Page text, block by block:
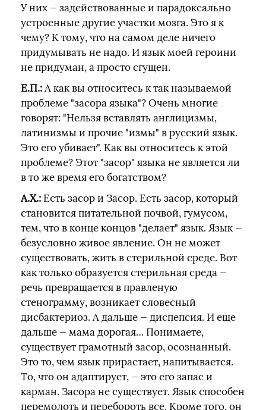
У них — задействованные и парадоксально
устроенные другие участки мозга. Это я к
чему? К тому, что на самом деле ничего
придумывать не надо. И язык моей героини
не придуман, а просто сгущен.
Е.П.:А как вы относитесь к так называемой
проблеме "засора языка"? Очень многие
говорят: "Нельзя вставлять англицизмы,
латинизмы и прочие "измы" в русский язык.
Это его убивает". Как вы относитесь к этой
проблеме? Этот "засор" языка не является ли
в то же время его богатством?
А.Х.: Есть засор и Засор. Есть засор, который
становится питательной почвой, гумусом,
тем, что в конце концов "делает" язык. Язык —
безусловно живое явление. Он не может
существовать, жить в стерильной среде. Вот
как только образуется стерильная среда —
речь превращается в правленую
стенограмму, возникает словесный
дисбактериоз. А дальше — диспепсия. И еще
дальше — мама дорогая… Понимаете,
существует грамотный засор, осознанный.
Это то, чем язык прирастает, напитывается.
То, что он адаптирует, — это его запас и
карман. Засора не существует. Язык способен
перемолоть и перебороть все. Кроме того, он